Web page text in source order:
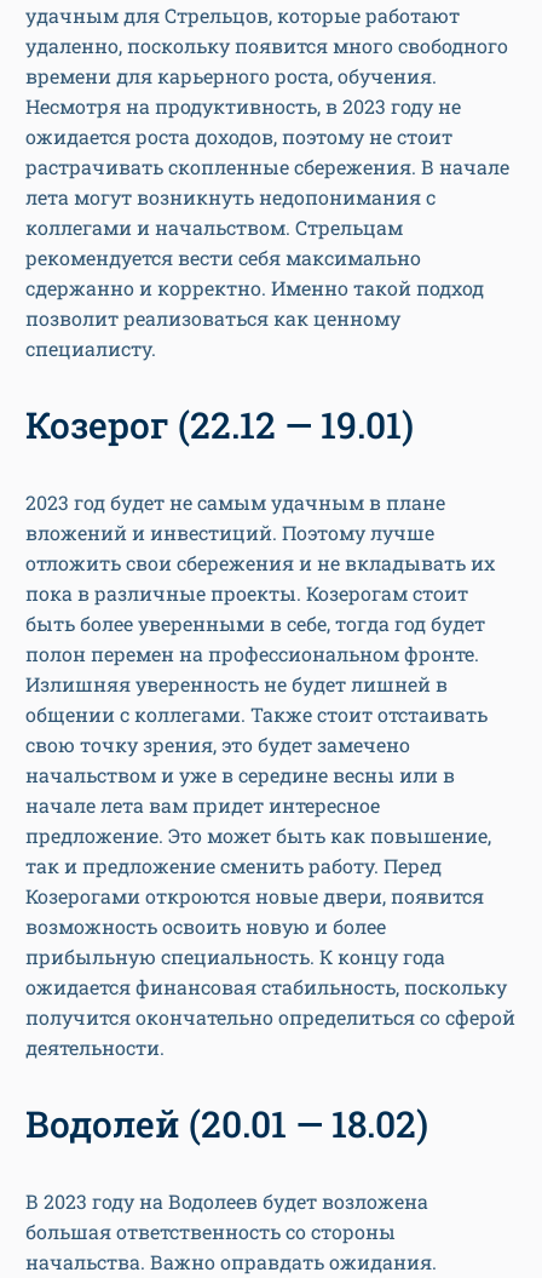
удачным для Стрельцов, которые работают
удаленно, поскольку появится много свободного
времени для карьерного роста, обучения.
Несмотря на продуктивность, в 2023 году не
ожидается роста доходов, поэтому не стоит
растрачивать скопленные сбережения. В начале
лета могут возникнуть недопонимания с
коллегами и начальством. Стрельцам
рекомендуется вести себя максимально
сдержанно и корректно. Именно такой подход
позволит реализоваться как ценному
специалисту.
Козерог (22.12 — 19.01)
2023 год будет не самым удачным в плане
вложений и инвестиций. Поэтому лучше
отложить свои сбережения и не вкладывать их
пока в различные проекты. Козерогам стоит
быть более уверенными в себе, тогда год будет
полон перемен на профессиональном фронте.
Излишняя уверенность не будет лишней в
общении с коллегами. Также стоит отстаивать
свою точку зрения, это будет замечено
начальством и уже в середине весны или в
начале лета вам придет интересное
предложение. Это может быть как повышение,
так и предложение сменить работу. Перед
Козерогами откроются новые двери, появится
возможность освоить новую и более
прибыльную специальность. К концу года
ожидается финансовая стабильность, поскольку
получится окончательно определиться со сферой
деятельности.
Водолей (20.01 — 18.02)
В 2023 году на Водолеев будет возложена
большая ответственность со стороны
начальства. Важно оправдать ожидания.